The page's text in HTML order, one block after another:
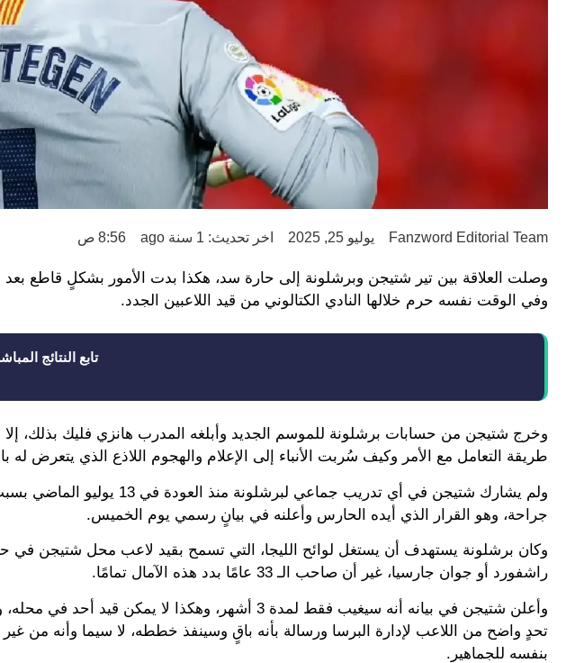
Fanzword Editorial Team يوليو 25, 2025 اخر تحديث: 1 سنة ago 8:56 ص
وصلت العلاقة بين تير شتيجن وبرشلونة إلى حارة سد، هكذا بدت الأمور بشكلٍ قاطع
وفي الوقت نفسه حرم خلالها النادي الكتالوني من قيد اللاعبين الجدد.
تابع النتائج
وخرج شتيجن من حسابات برشلونة للموسم الجديد وأبلغه المدرب هانزي فليك بذلك، إلا
طريقة التعامل مع الأمر وكيف سُربت الأنباء إلى الإعلام والهجوم اللاذع الذي يتعرض له
ولم يشارك شتيجن في أي تدريب
جراحة، وهو القرار الذي أيده الحارس وأعلنه في بيانٍ رسمي يوم الخميس.
راشفورد أو جوان جارسيا، غير أن صاحب الـ 33 عامًا بدد هذه الآمال تمامًا.
وأعلن شتيجن في بيانه أنه سيغيب فقط لمدة 3 أشهر، وهكذا لا
تحدٍ واضح من اللاعب لإدارة البرسا ورسالة بأنه باقٍ وسينفذ خططه، لا سيما وأنه من غير
بنفسه للجماهير.